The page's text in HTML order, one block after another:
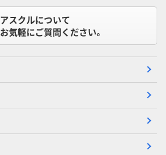
アスクルについて
お気軽にご質問ください。